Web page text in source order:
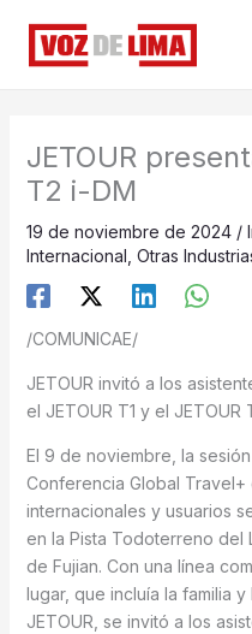
contenido
JETOUR
T2 i-DM
19 de noviembre de 2024 /
Internacional Otras
/COMUNICAE/
JETOUR invitó a los
el JETOUR T1 y el JETOUR
El 9 de noviembre, la
Conferencia Global Travel+
internacionales y usuarios
en la Pista Todoterreno del
de Fujian. Con una línea
lugar, que incluía la familia
JETOUR, se invitó a los